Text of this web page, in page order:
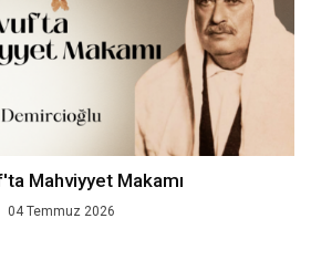
Mahviyyet Makamı
04 Temmuz 2026